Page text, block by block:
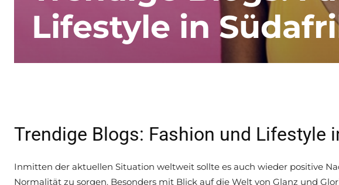
Lifestyle in
Trendige Blogs: Fashion und Lifestyle
Inmitten der aktuellen Situation weltweit sollte es auch wieder positive
Normalität zu sorgen. Besonders mit Blick auf die Welt von Glanz und